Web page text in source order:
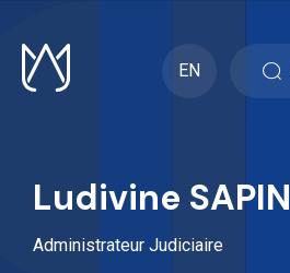
content
EN
Ludivine SAPIN
Administrateur Judiciaire